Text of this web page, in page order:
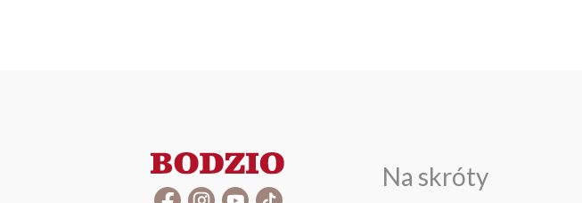
Na skróty